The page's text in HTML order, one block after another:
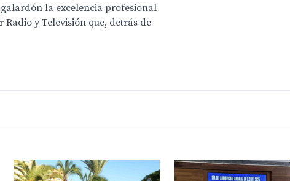
la excelencia profesional
y Televisión que, detrás de